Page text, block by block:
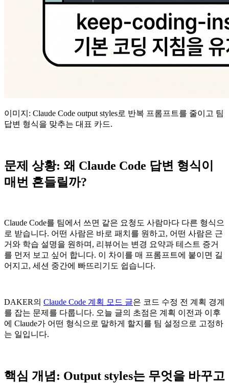
이미지: Claude Code output styles로 반복 프롬프트를 줄이고 팀
답변 형식을 맞추는 대표 카드.
문제 상황: 왜 Claude Code 답변 형식이
매번 흔들릴까?
Claude Code를 팀에서 쓰면 같은 요청도 사람마다 다른 형식으
로 받습니다. 어떤 사람은 바로 패치를 원하고, 어떤 사람은 근
거와 학습 설명을 원하며, 리뷰어는 변경 요약과 테스트 증거
를 먼저 보고 싶어 합니다. 이 차이를 매 프롬프트에 붙이면 길
어지고, 세션 중간에 빠뜨리기도 쉽습니다.
DAKER의 Claude Code 계획 모드 글은 코드 수정 전 계획 경계
를 잡는 문제를 다룹니다. 오늘 글의 초점은 계획 이전과 이후
에 Claude가 어떤 형식으로 말하게 할지를 팀 설정으로 고정하
는 일입니다.
핵심 개념: Output styles는 무엇을 바꾸고